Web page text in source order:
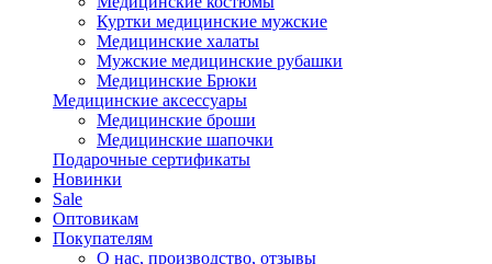
Куртки медицинские мужские
Медицинские халаты
Мужские медицинские рубашки
Медицинские Брюки
Медицинские аксессуары
Медицинские броши
Медицинские шапочки
Подарочные сертификаты
Новинки
Sale
Оптовикам
Покупателям
О нас, производство, отзывы